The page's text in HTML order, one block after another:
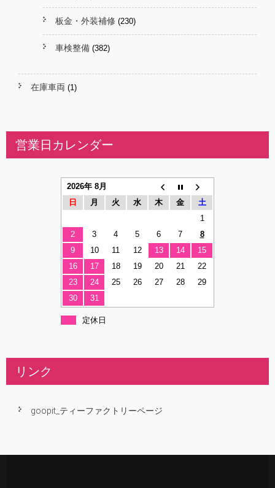
板金・外装補修 (230)
車検整備 (382)
在庫車両 (1)
営業日カレンダー
2026年 8月
日
月 火 水 木 金
土
1
2
3 4 5 6 7
8
9
10 11 12 13 14
15
16
17 18 19 20 21
22
23
24 25 26 27 28
29
30
31
定休日
リンク
goopit_ティーファクトリーページ